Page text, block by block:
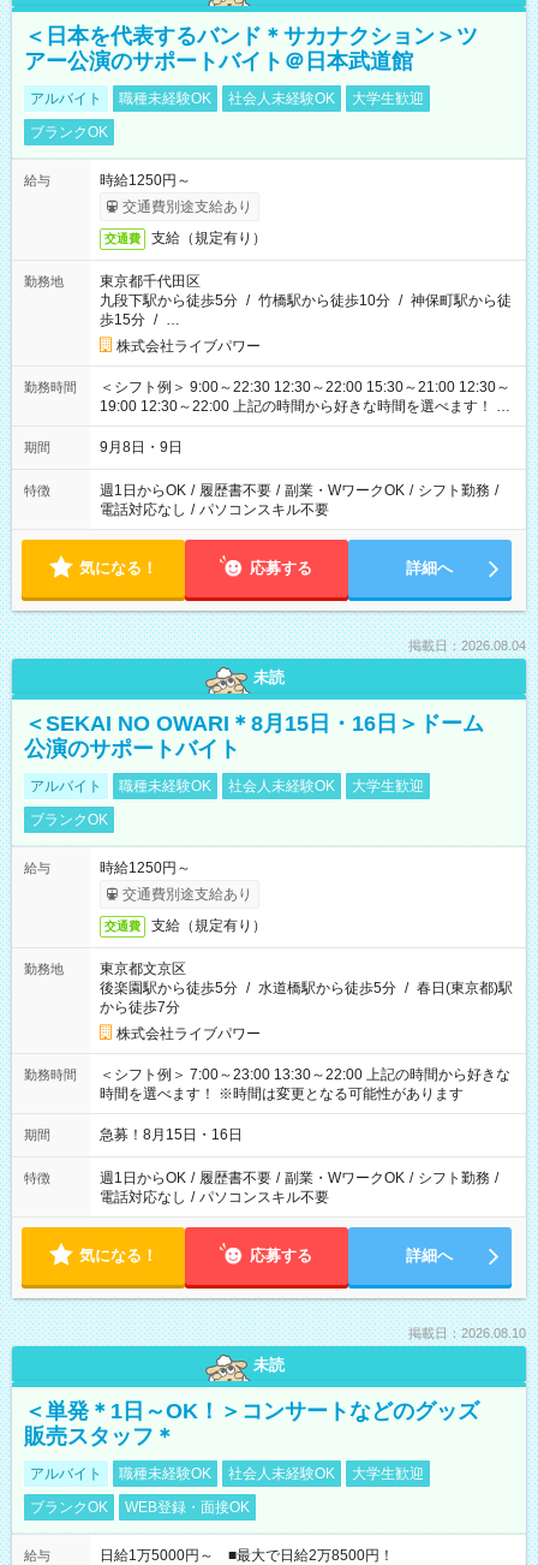
＜日本を代表するバンド＊サカナクション＞ツ
アー公演のサポートバイト＠日本武道館
アルバイト 職種未経験OK 社会人未経験OK
大学生歓迎
ブランクOK
給与
時給1250円～
交通費別途支給あり
交通費 支給（規定有り）
勤務地
東京都千代田区
九段下駅から徒歩5分 / 竹橋駅から徒歩10分 / 神保町駅から徒
歩15分 / …
株式会社ライブパワー
勤務時間
＜シフト例＞ 9:00～22:30 12:30～22:00 15:30～21:00 12:30～
19:00 12:30～22:00 上記の時間から好きな時間を選べます！ ※
時間は変更となる可能性があります
期間 9月8日・9日
特徴 週1日からOK / 履歴書不要 / 副業・WワークOK / シフト勤務 /
電話対応なし / パソコンスキル不要
気になる！ 応募する 詳細へ
掲載日：2026.08.04
未読
＜SEKAI NO OWARI＊8月15日・16日＞ドーム
公演のサポートバイト
アルバイト 職種未経験OK 社会人未経験OK
大学生歓迎
ブランクOK
給与
時給1250円～
交通費別途支給あり
交通費 支給（規定有り）
勤務地
東京都文京区
後楽園駅から徒歩5分 / 水道橋駅から徒歩5分 / 春日(東京都)駅
から徒歩7分
株式会社ライブパワー
勤務時間
＜シフト例＞ 7:00～23:00 13:30～22:00 上記の時間から好きな
時間を選べます！ ※時間は変更となる可能性があります
期間 急募！8月15日・16日
特徴 週1日からOK / 履歴書不要 / 副業・WワークOK / シフト勤務 /
電話対応なし / パソコンスキル不要
気になる！ 応募する 詳細へ
掲載日：2026.08.10
未読
＜単発＊1日～OK！＞コンサートなどのグッズ
販売スタッフ＊
アルバイト 職種未経験OK 社会人未経験OK
大学生歓迎
ブランクOK
WEB登録・面接OK
給与
日給1万5000円～ ■最大で日給2万8500円！